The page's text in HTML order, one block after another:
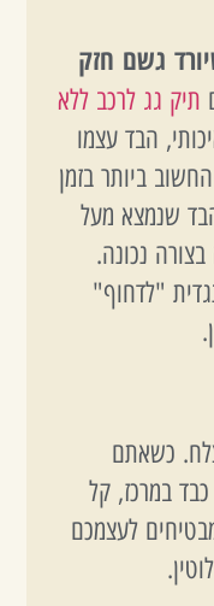
גשם חזק
תיק גג לרכב ללא
הבד עצמו
ביותר בזמן
שנמצא מעל
נכונה.
"לדחוף"
כשאתם
במרכז, קל
לעצמכם